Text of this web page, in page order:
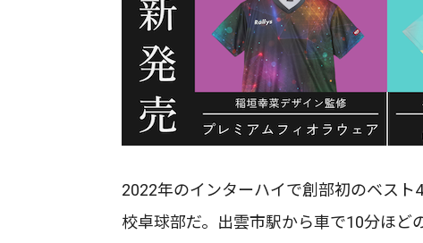
2022年のインターハイで創部初のベス
校卓球部だ。出雲市駅から車で10分ほど